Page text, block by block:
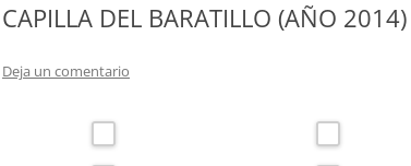
CAPILLA DEL BARATILLO (AÑO 2014)
Deja un comentario